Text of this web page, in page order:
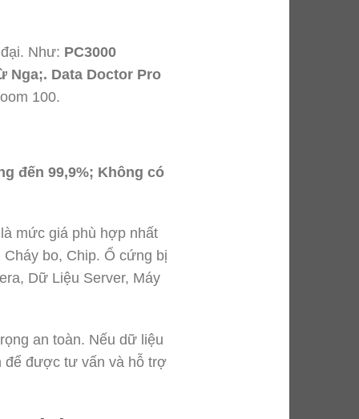
Như: PC3000
Nga;. Data Doctor Pro
100.
đến 99,9%; Không có
mức giá phù hợp nhất
bo, Chip. Ổ cứng bị
Dữ Liệu Server, Máy
an toàn. Nếu dữ liệu
để được tư vấn và hỗ trợ